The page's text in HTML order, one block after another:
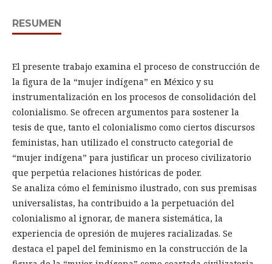
RESUMEN
El presente trabajo examina el proceso de construcción de
la figura de la “mujer indígena” en México y su
instrumentalización en los procesos de consolidación del
colonialismo. Se ofrecen argumentos para sostener la
tesis de que, tanto el colonialismo como ciertos discursos
feministas, han utilizado el constructo categorial de
“mujer indígena” para justificar un proceso civilizatorio
que perpetúa relaciones históricas de poder.
Se analiza cómo el feminismo ilustrado, con sus premisas
universalistas, ha contribuido a la perpetuación del
colonialismo al ignorar, de manera sistemática, la
experiencia de opresión de mujeres racializadas. Se
destaca el papel del feminismo en la construcción de la